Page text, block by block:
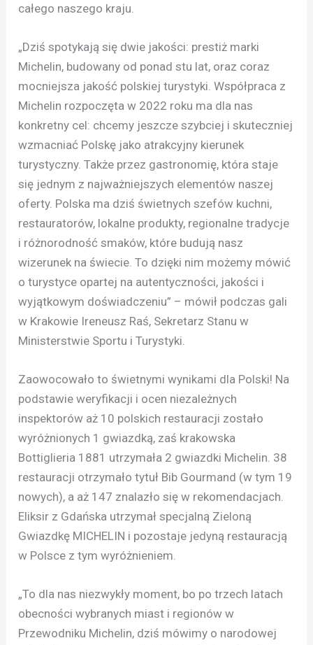
całego naszego kraju.
„Dziś spotykają się dwie jakości: prestiż marki
Michelin, budowany od ponad stu lat, oraz coraz
mocniejsza jakość polskiej turystyki. Współpraca z
Michelin rozpoczęta w 2022 roku ma dla nas
konkretny cel: chcemy jeszcze szybciej i skuteczniej
wzmacniać Polskę jako atrakcyjny kierunek
turystyczny. Także przez gastronomię, która staje
się jednym z najważniejszych elementów naszej
oferty. Polska ma dziś świetnych szefów kuchni,
restauratorów, lokalne produkty, regionalne tradycje
i różnorodność smaków, które budują nasz
wizerunek na świecie. To dzięki nim możemy mówić
o turystyce opartej na autentyczności, jakości i
wyjątkowym doświadczeniu” – mówił podczas gali
w Krakowie Ireneusz Raś, Sekretarz Stanu w
Ministerstwie Sportu i Turystyki.
Zaowocowało to świetnymi wynikami dla Polski! Na
podstawie weryfikacji i ocen niezależnych
inspektorów aż 10 polskich restauracji zostało
wyróżnionych 1 gwiazdką, zaś krakowska
Bottiglieria 1881 utrzymała 2 gwiazdki Michelin. 38
restauracji otrzymało tytuł Bib Gourmand (w tym 19
nowych), a aż 147 znalazło się w rekomendacjach.
Eliksir z Gdańska utrzymał specjalną Zieloną
Gwiazdkę MICHELIN i pozostaje jedyną restauracją
w Polsce z tym wyróżnieniem.
„To dla nas niezwykły moment, bo po trzech latach
obecności wybranych miast i regionów w
Przewodniku Michelin, dziś mówimy o narodowej